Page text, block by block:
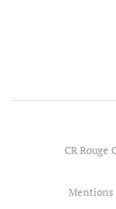
CR Rouge
Mentions